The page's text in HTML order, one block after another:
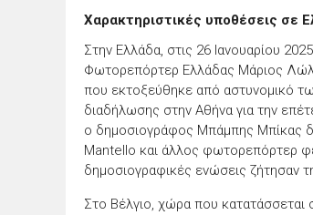
Χαρακτηριστικές υποθέσεις σε
Στην Ελλάδα, στις 26 Ιανουαρίου
Φωτορεπόρτερ Ελλάδας Μάριος
που εκτοξεύθηκε από αστυνομικό
διαδήλωσης στην Αθήνα για την
ο δημοσιογράφος Μπάμπης Μπίκας
Mantello και άλλος φωτορεπόρτερ
δημοσιογραφικές ενώσεις ζήτησαν
Στο Βέλγιο, χώρα που κατατάσσεται